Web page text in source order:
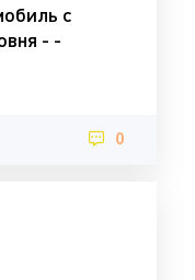
с
- -
0